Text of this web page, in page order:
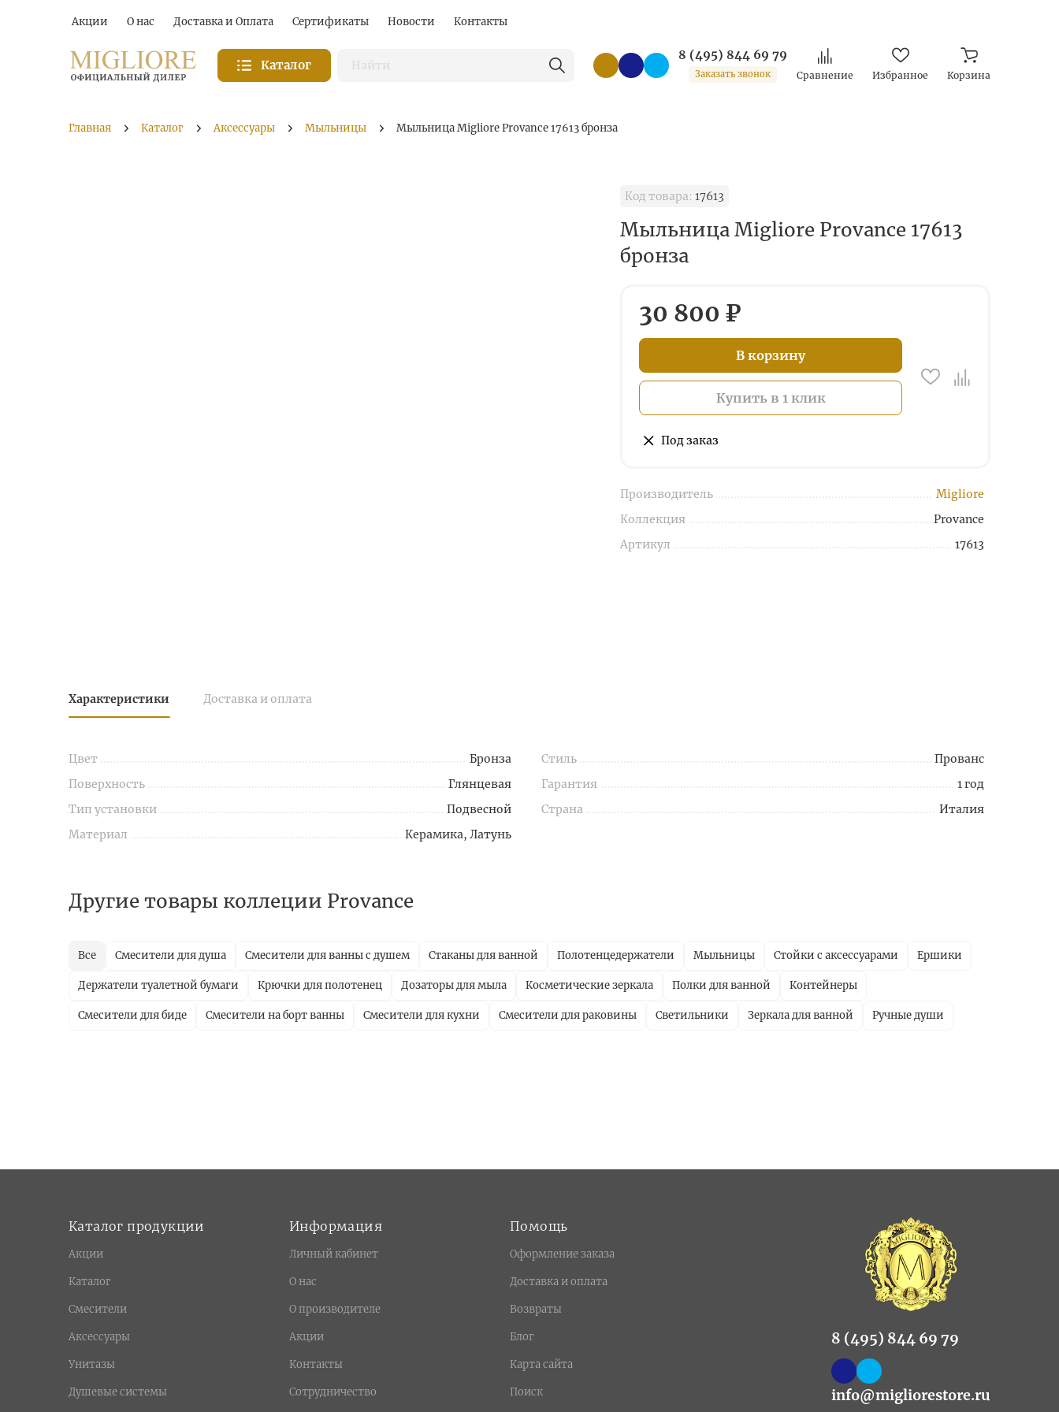
Акции О нас Доставка и Оплата Сертификаты Новости Контакты
Каталог
8 (495) 844 69 79
Заказать звонок Сравнение Избранное Корзина
Главная Каталог Аксессуары Мыльницы Mыльница Migliore Provance 17613 бронза
Код товара: 17613
Mыльница Migliore Provance 17613
бронза
30 800 ₽
В корзину
Купить в 1 клик
Под заказ
Производитель
Migliore
Коллекция
Provance
Артикул
17613
Характеристики Доставка и оплата
Цвет
Бронза
Поверхность
Глянцевая
Тип установки
Подвесной
Материал
Керамика, Латунь
Стиль
Прованс
Гарантия
1 год
Страна
Италия
Другие товары коллеции Provance
Все Смесители для душа Смесители для ванны с душем Стаканы для ванной Полотенцедержатели Мыльницы Стойки с аксессуарами Ершики
Держатели туалетной бумаги Крючки для полотенец Дозаторы для мыла Косметические зеркала Полки для ванной Контейнеры
Смесители для биде Смесители на борт ванны Смесители для кухни Смесители для раковины Светильники Зеркала для ванной Ручные души
Каталог продукции
Акции
Каталог
Смесители
Аксессуары
Унитазы
Душевые системы
Информация
Личный кабинет
О нас
О производителе
Акции
Контакты
Сотрудничество
Помощь
Оформление заказа
Доставка и оплата
Возвраты
Блог
Карта сайта
Поиск
8 (495) 844 69 79
info@migliorestore.ru